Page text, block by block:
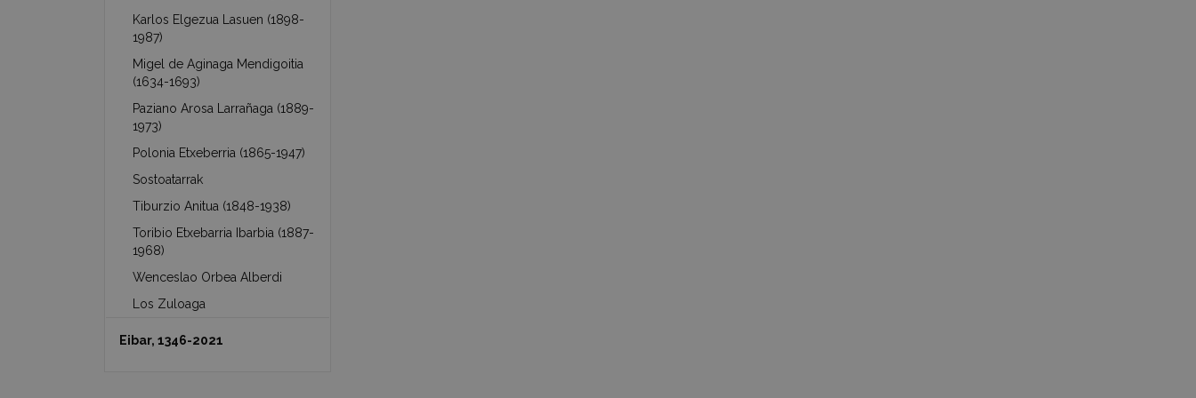
Karlos Elgezua Lasuen (1898-
1987)
Migel de Aginaga Mendigoitia
(1634-1693)
Paziano Arosa Larrañaga (1889-
1973)
Polonia Etxeberria (1865-1947)
Sostoatarrak
Tiburzio Anitua (1848-1938)
Toribio Etxebarria Ibarbia (1887-
1968)
Wenceslao Orbea Alberdi
Los Zuloaga
Eibar, 1346-2021